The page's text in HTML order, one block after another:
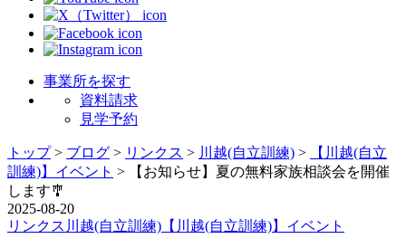
事業所を探す
資料請求
見学予約
トップ> ブログ > リンクス > 川越(自立訓練) >
【川越(自立
訓練)】イベント >
【お知らせ】夏の無料家族相談会を開催
します🎐
2025-08-20
リンクス 川越(自立訓練) 【川越(自立訓練)】イベント